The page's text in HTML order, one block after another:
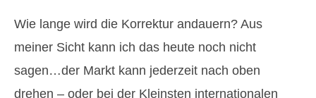
Wie lange wird die Korrektur andauern? Aus
meiner Sicht kann ich das heute noch nicht
sagen…der Markt kann jederzeit nach oben
drehen – oder bei der Kleinsten internationalen